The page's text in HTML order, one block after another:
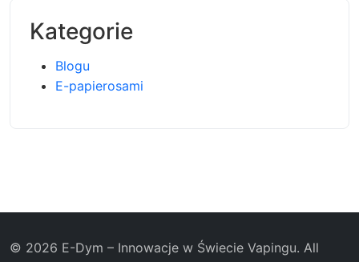
Kategorie
Blogu
E-papierosami
© 2026 E-Dym – Innowacje w Świecie Vapingu. All